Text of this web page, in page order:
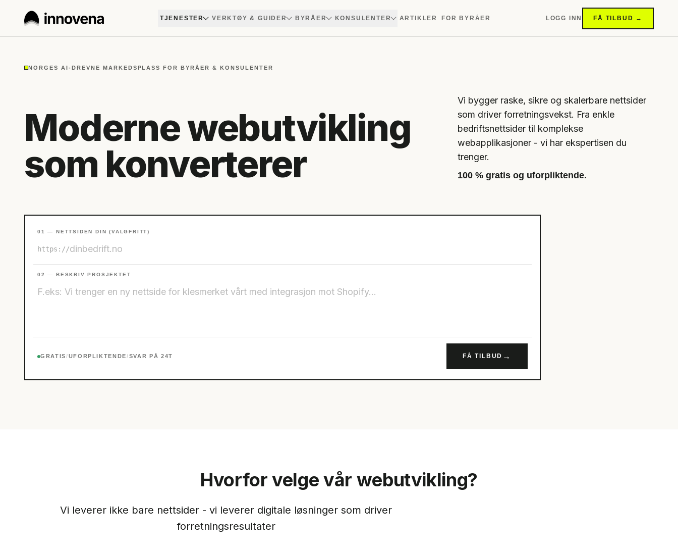
TJENESTER VERKTØY & GUIDER BYRÅER KONSULENTER ARTIKLER FOR BYRÅER LOGG INN FÅ TILBUD →
NORGES AI-DREVNE MARKEDSPLASS FOR BYRÅER & KONSULENTER
Moderne webutvikling
som konverterer
Vi bygger raske, sikre og skalerbare nettsider
som driver forretningsvekst. Fra enkle
bedriftsnettsider til komplekse
webapplikasjoner - vi har ekspertisen du
trenger.
100 % gratis og uforpliktende.
01 — NETTSIDEN DIN (VALGFRITT)
https://
02 — BESKRIV PROSJEKTET
GRATIS/UFORPLIKTENDE/SVAR PÅ 24T FÅ TILBUD →
Hvorfor velge vår webutvikling?
Vi leverer ikke bare nettsider - vi leverer digitale løsninger som driver
forretningsresultater